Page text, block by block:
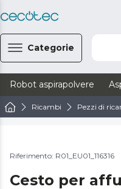
Categorie
Robot aspirapolvere
Ricambi Pezzi di
Riferimento: R01_EU01_116316
Cesto per